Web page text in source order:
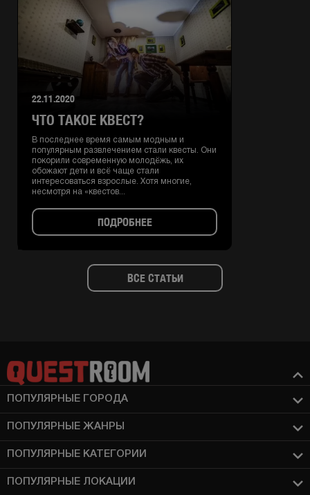
ЧТО ТАКОЕ КВЕСТ?
В последнее время самым модным и
популярным развлечением стали квесты. Они
покорили современную молодёжь, их
обожают дети и всё чаще стали
интересоваться взрослые. Хотя многие,
несмотря на «квестов...
22.11.2020
ПОДРОБНЕЕ
ВСЕ СТАТЬИ
ПОПУЛЯРНЫЕ ГОРОДА
ПОПУЛЯРНЫЕ ЖАНРЫ
ПОПУЛЯРНЫЕ КАТЕГОРИИ
ПОПУЛЯРНЫЕ ЛОКАЦИИ